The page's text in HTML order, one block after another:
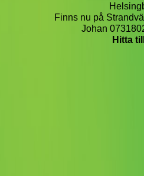
Finns nu på
Johan
Hitta